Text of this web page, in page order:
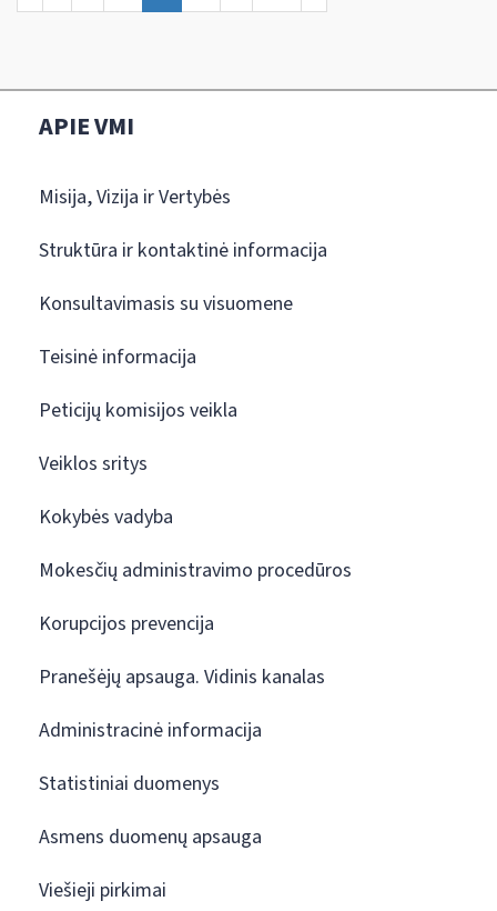
APIE VMI
Misija, Vizija ir Vertybės
Struktūra ir kontaktinė informacija
Konsultavimasis su visuomene
Teisinė informacija
Peticijų komisijos veikla
Veiklos sritys
Kokybės vadyba
Mokesčių administravimo procedūros
Korupcijos prevencija
Pranešėjų apsauga. Vidinis kanalas
Administracinė informacija
Statistiniai duomenys
Asmens duomenų apsauga
Viešieji pirkimai